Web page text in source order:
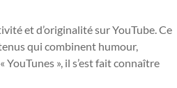
et d’originalité sur YouTube. Ce
qui combinent humour,
», il s’est fait connaître